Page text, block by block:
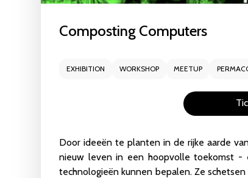
16 - 17
Lees
14 May
Composting Computers
EXHIBITION WORKSHOP MEETUP
Door ideeën te planten in de rijke aarde
nieuw leven in een hoopvolle toekomst -
technologieën kunnen bepalen. Ze